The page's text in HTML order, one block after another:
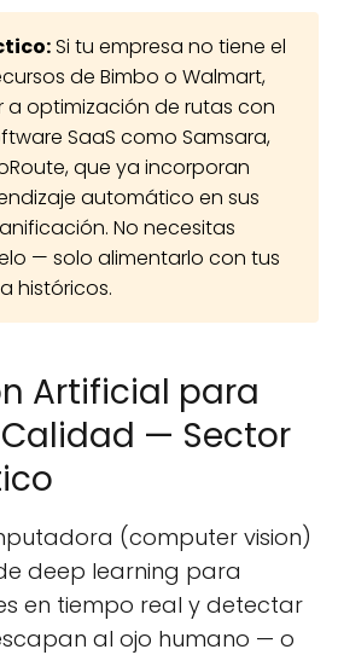
Si tu empresa no tiene el
de Bimbo o Walmart,
optimización de rutas con
SaaS como Samsara,
que ya incorporan
automático en sus
No necesitas
— solo alimentarlo con tus
históricos.
Artificial para
— Sector
(computer vision)
deep learning para
en tiempo real y detectar
al ojo humano — o